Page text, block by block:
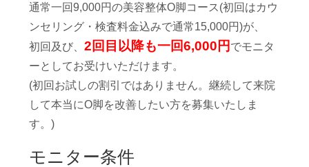
通常一回9,000円の美容整体O脚コース (初回はカウ
ンセリング・検査料金込みで通常15,000円)が、
初回及び、 2回目以降も一回6,000円 でモニタ
ーとしてお受けいただけます。
(初回お試しの割引ではありません。継続して来院
して本当にO脚を改善したい方を募集いたしま
す。)
モニター条件